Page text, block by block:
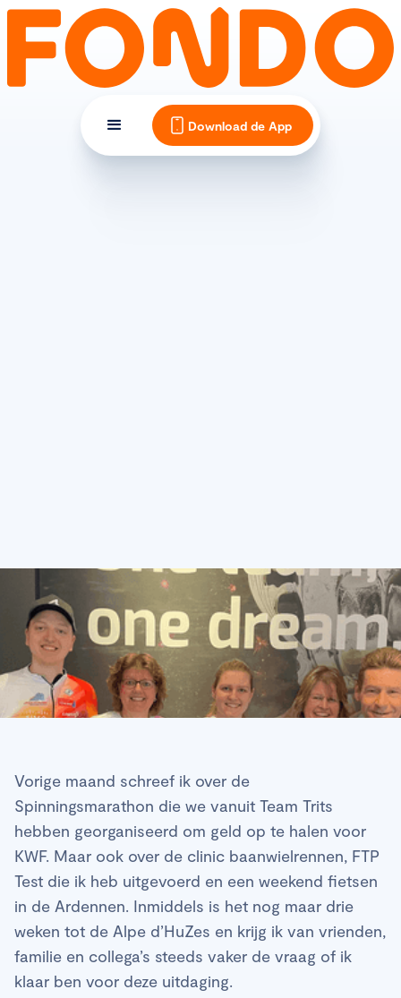
Download de App
Vorige maand schreef ik over de
Spinningsmarathon die we vanuit Team Trits
hebben georganiseerd om geld op te halen voor
KWF. Maar ook over de clinic baanwielrennen, FTP
Test die ik heb uitgevoerd en een weekend fietsen
in de Ardennen. Inmiddels is het nog maar drie
weken tot de Alpe d’HuZes en krijg ik van vrienden,
familie en collega’s steeds vaker de vraag of ik
klaar ben voor deze uitdaging.